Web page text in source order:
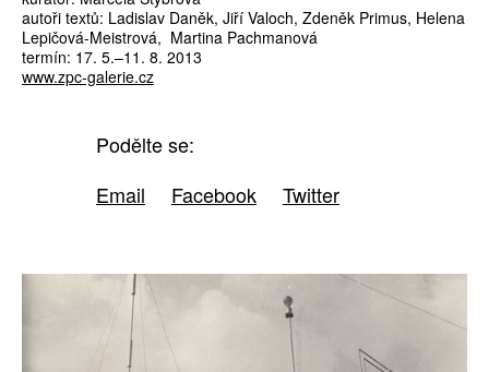
autoři textů: Ladislav Daněk, Jiří Valoch, Zdeněk Primus, Helena
Lepičová-Meistrová, Martina Pachmanová
termín: 17. 5.–11. 8. 2013
www.zpc-galerie.cz
Podělte se:
Email
Facebook Twitter